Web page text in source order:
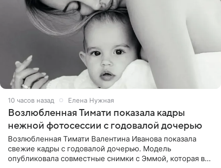
10 часов назад Елена Нужная
Возлюбленная Тимати показала кадры
нежной фотосессии с годовалой дочерью
Возлюбленная Тимати Валентина Иванова показала
свежие кадры с годовалой дочерью. Модель
опубликовала совместные снимки с Эммой, которая в